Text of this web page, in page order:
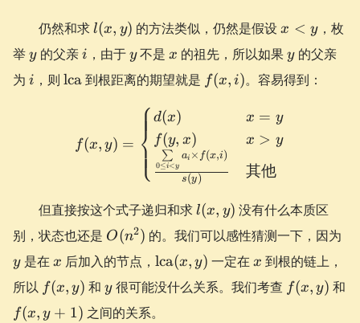
仍然和求 l(x,
y)
l(x, y) 的方法类似，仍然是假设x
y
x < y，枚
举y
y的父亲i
i ，由于y
y不是x
x 的祖先，所以如果y
y 的父亲
为 i
i ，则 \operatorname{lca}
lca到根距离的期望就是 f(x,
f(x, i)。容易得到：
f(x, y) = \begin{cases}
f(x, y) = ⎩
⎨
⎧ d(x)
f(y, x)
s(y)
0≤i<y
∑ ai × f(x,i)
x = y
x > y
其他
但直接按这个式子递归和求 l(x,
y)
l(x, y) 没有什么本质区
别，状态也还是 O(n^2)
O(n2) 的。我们可以感性猜测一下，因为
y是在 x
x 后加入的节点， \operatorname{lca}
(x, y)
lca(x, y) 一定在 x
x 到根的链上，
所以 f(x,
y)
f(x, y) 和 y
y很可能没什么关系。我们考查 f(x,
y)
f(x, y) 和
f(x,
f(x, y + 1) 之间的关系。